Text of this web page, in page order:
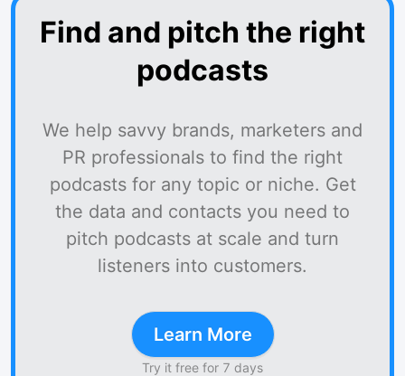
Find and pitch the right
podcasts
We help savvy brands, marketers and
PR professionals to find the right
podcasts for any topic or niche. Get
the data and contacts you need to
pitch podcasts at scale and turn
listeners into customers.
Learn More
Try it free for 7 days